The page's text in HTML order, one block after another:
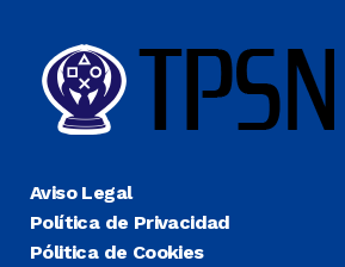
Aviso Legal
Política de Privacidad
Pólitica de Cookies